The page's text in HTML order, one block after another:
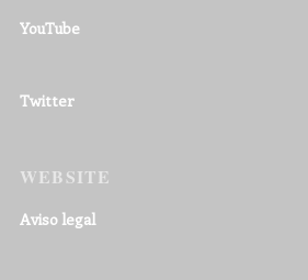
YouTube
Twitter
WEBSITE
Aviso legal